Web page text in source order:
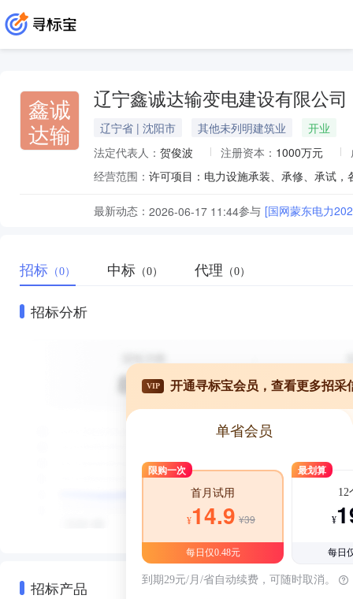
鑫诚
达输
辽宁鑫诚达输变电建设有限公司
辽宁省 | 沈阳市 其他未列明建筑业
开业
法定代表人： 贺俊波 注册资本： 1000万元
经营范围：
最新动态： 2026-06-17 11:44参与 [国网蒙东电力
招标 （0） 中标 （0） 代理 （0）
招标分析
招标产品
VIP 开通寻标宝会员，查看更多招采
单省会员
限购一次
首月试用
¥14.9 ¥39
每日仅0.48元
最划算
12
¥
每日
到期29元/月/省自动续费，可随时取消。